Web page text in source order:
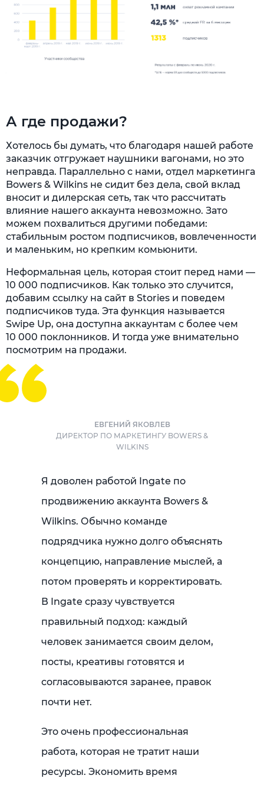
А где продажи?
Хотелось бы думать, что благодаря нашей работе
заказчик отгружает наушники вагонами, но это
неправда. Параллельно с нами, отдел маркетинга
Bowers & Wilkins не сидит без дела, свой вклад
вносит и дилерская сеть, так что рассчитать
влияние нашего аккаунта невозможно. Зато
можем похвалиться другими победами:
стабильным ростом подписчиков, вовлеченности
и маленьким, но крепким комьюнити.
Неформальная цель, которая стоит перед нами —
10 000 подписчиков. Как только это случится,
добавим ссылку на сайт в Stories и поведем
подписчиков туда. Эта функция называется
Swipe Up, она доступна аккаунтам с более чем
10 000 поклонников. И тогда уже внимательно
посмотрим на продажи.
ЕВГЕНИЙ ЯКОВЛЕВ
ДИРЕКТОР ПО МАРКЕТИНГУ BOWERS &
WILKINS
Я доволен работой Ingate по
продвижению аккаунта Bowers &
Wilkins. Обычно команде
подрядчика нужно долго объяснять
концепцию, направление мыслей, а
потом проверять и корректировать.
В Ingate сразу чувствуется
правильный подход: каждый
человек занимается своим делом,
посты, креативы готовятся и
согласовываются заранее, правок
почти нет.
Это очень профессиональная
работа, которая не тратит наши
ресурсы. Экономить время